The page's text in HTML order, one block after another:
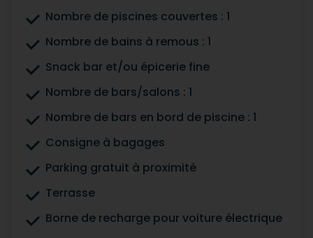
Nombre de piscines couvertes : 1
Nombre de bains à remous : 1
Snack bar et/ou épicerie fine
Nombre de bars/salons : 1
Nombre de bars en bord de piscine : 1
Consigne à bagages
Parking gratuit à proximité
Terrasse
Borne de recharge pour voiture électrique